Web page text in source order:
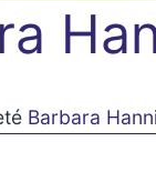
Barbara